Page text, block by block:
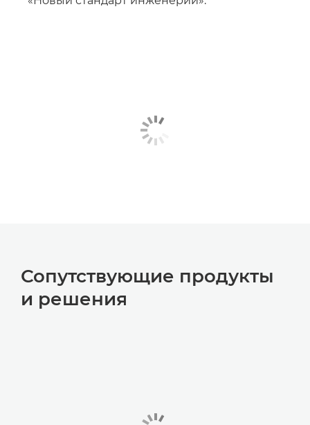
Сопутствующие продукты
и решения